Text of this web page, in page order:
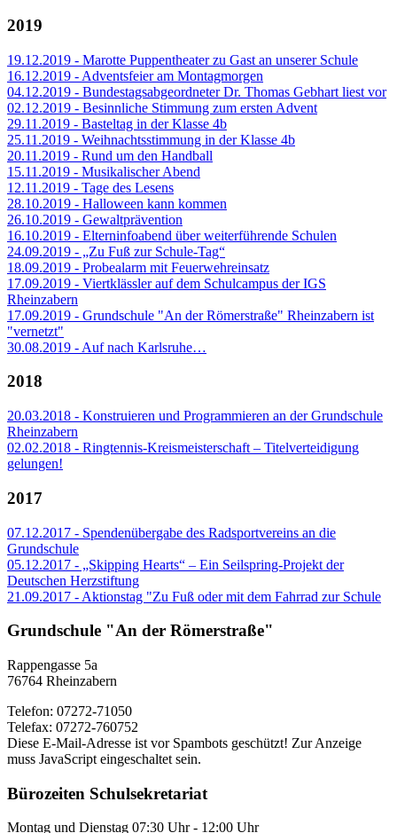
2019
19.12.2019 - Marotte Puppentheater zu Gast an unserer Schule
16.12.2019 - Adventsfeier am Montagmorgen
04.12.2019 - Bundestagsabgeordneter Dr. Thomas Gebhart liest vor
02.12.2019 - Besinnliche Stimmung zum ersten Advent
29.11.2019 - Basteltag in der Klasse 4b
25.11.2019 - Weihnachtsstimmung in der Klasse 4b
20.11.2019 - Rund um den Handball
15.11.2019 - Musikalischer Abend
12.11.2019 - Tage des Lesens
28.10.2019 - Halloween kann kommen
26.10.2019 - Gewaltprävention
16.10.2019 - Elterninfoabend über weiterführende Schulen
24.09.2019 - „Zu Fuß zur Schule-Tag“
18.09.2019 - Probealarm mit Feuerwehreinsatz
17.09.2019 - Viertklässler auf dem Schulcampus der IGS
Rheinzabern
17.09.2019 - Grundschule "An der Römerstraße" Rheinzabern ist
"vernetzt"
30.08.2019 - Auf nach Karlsruhe…
2018
20.03.2018 - Konstruieren und Programmieren an der Grundschule
Rheinzabern
02.02.2018 - Ringtennis-Kreismeisterschaft – Titelverteidigung
gelungen!
2017
07.12.2017 - Spendenübergabe des Radsportvereins an die
Grundschule
05.12.2017 - „Skipping Hearts“ – Ein Seilspring-Projekt der
Deutschen Herzstiftung
21.09.2017 - Aktionstag "Zu Fuß oder mit dem Fahrrad zur Schule
Grundschule "An der Römerstraße"
Rappengasse 5a
76764 Rheinzabern
Telefon: 07272-71050
Telefax: 07272-760752
Diese E-Mail-Adresse ist vor Spambots geschützt! Zur Anzeige
muss JavaScript eingeschaltet sein.
Bürozeiten Schulsekretariat
Montag und Dienstag 07:30 Uhr - 12:00 Uhr